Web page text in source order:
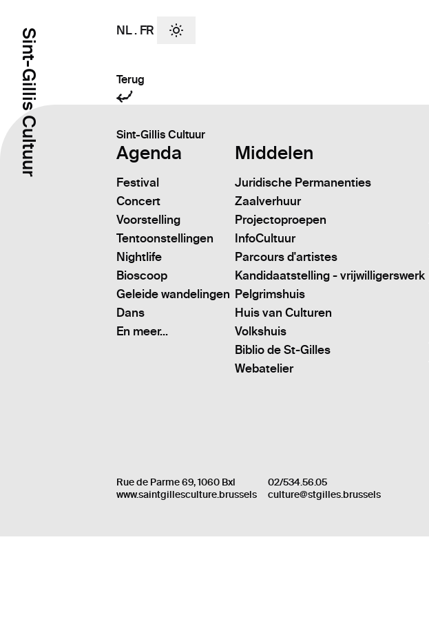
Sint-Gillis Cultuur NL . FR
Terug
Sint-Gillis Cultuur
Agenda
Festival
Concert
Voorstelling
Tentoonstellingen
Nightlife
Bioscoop
Geleide wandelingen
Dans
En meer...
Middelen
Juridische Permanenties
Zaalverhuur
Projectoproepen
InfoCultuur
Parcours d'artistes
Kandidaatstelling - vrijwilligerswerk
Pelgrimshuis
Huis van Culturen
Volkshuis
Biblio de St-Gilles
Webatelier
Rue de Parme 69, 1060 Bxl
www.saintgillesculture.brussels
02/534.56.05
culture@stgilles.brussels